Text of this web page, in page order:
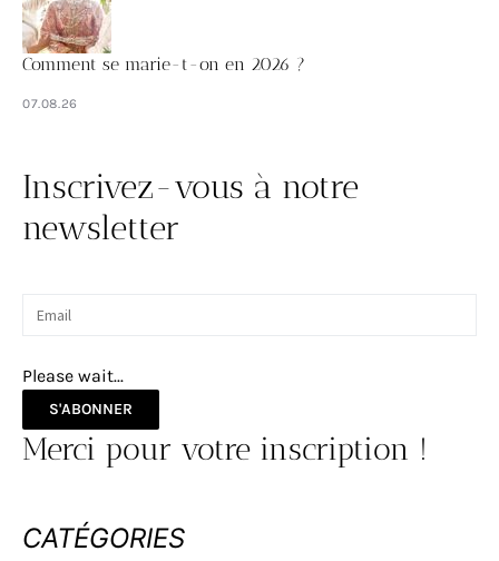
Comment se marie-t-on en 2026 ?
07.08.26
Inscrivez-vous à notre
newsletter
Please wait...
S'ABONNER
Merci pour votre inscription !
CATÉGORIES